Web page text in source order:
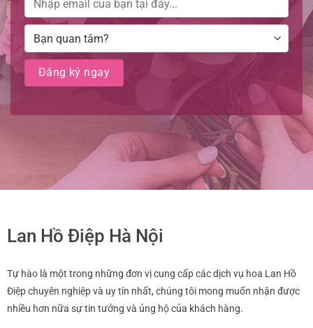
Lan Hồ Điệp Hà Nội
Tự hào là một trong những đơn vị cung cấp các dịch vụ hoa Lan Hồ
Điệp chuyên nghiệp và uy tín nhất, chúng tôi mong muốn nhận được
nhiều hơn nữa sự tin tưởng và ủng hộ của khách hàng.